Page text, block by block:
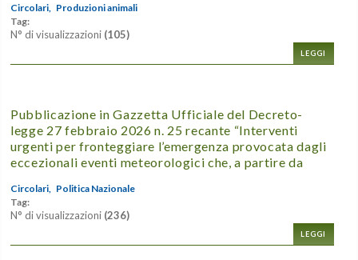
Circolari,
Produzioni animali
Tag:
N° di visualizzazioni (105)
LEGGI
Pubblicazione in Gazzetta Ufficiale del Decreto-
legge 27 febbraio 2026 n. 25 recante “Interventi
urgenti per fronteggiare l’emergenza provocata dagli
eccezionali eventi meteorologici che, a partire da
Circolari, Politica Nazionale
Tag:
N° di visualizzazioni (236)
LEGGI